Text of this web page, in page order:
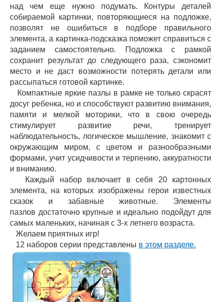
над чем еще нужно подумать. Контуры деталей
собираемой картинки, повторяющиеся на подложке,
позволят не ошибиться в подборе правильного
элемента, а картинка-подсказка поможет справиться с
заданием самостоятельно. Подложка с рамкой
сохранит результат до следующего раза, сэкономит
место и не даст возможности потерять детали или
рассыпаться готовой картинке.
Компактные яркие пазлы в рамке не только скрасят
досуг ребенка, но и способствуют развитию внимания,
памяти и мелкой моторики, что в свою очередь
стимулирует развитие речи, тренирует
наблюдательность, логическое мышление, знакомит с
окружающим миром, с цветом и разнообразными
формами, учит усидчивости и терпению, аккуратности
и вниманию.
Каждый набор включает в себя 20 картонных
элемента, на которых изображены герои известных
сказок и забавные животные. Элементы
пазлов достаточно крупные и идеально подойдут для
самых маленьких, начиная с 3-х летнего возраста.
Желаем приятных игр!
12 наборов серии представлены в этом разделе.